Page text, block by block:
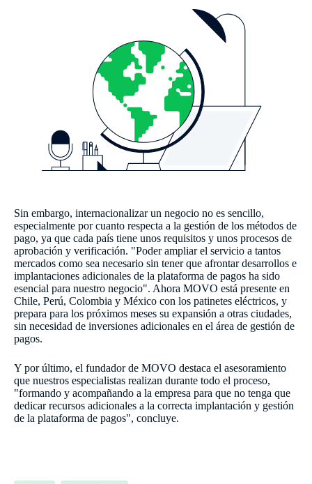
Sin embargo, internacionalizar un negocio no es sencillo,
especialmente por cuanto respecta a la gestión de los métodos de
pago, ya que cada país tiene unos requisitos y unos procesos de
aprobación y verificación. "Poder ampliar el servicio a tantos
mercados como sea necesario sin tener que afrontar desarrollos e
implantaciones adicionales de la plataforma de pagos ha sido
esencial para nuestro negocio". Ahora MOVO está presente en
Chile, Perú, Colombia y México con los patinetes eléctricos, y
prepara para los próximos meses su expansión a otras ciudades,
sin necesidad de inversiones adicionales en el área de gestión de
pagos.
Y por último, el fundador de MOVO destaca el asesoramiento
que nuestros especialistas realizan durante todo el proceso,
"formando y acompañando a la empresa para que no tenga que
dedicar recursos adicionales a la correcta implantación y gestión
de la plataforma de pagos", concluye.